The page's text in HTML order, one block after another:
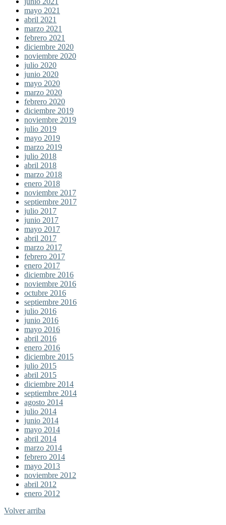
mayo 2021
abril 2021
marzo 2021
febrero 2021
diciembre 2020
noviembre 2020
julio 2020
junio 2020
mayo 2020
marzo 2020
febrero 2020
diciembre 2019
noviembre 2019
julio 2019
mayo 2019
marzo 2019
julio 2018
abril 2018
marzo 2018
enero 2018
noviembre 2017
septiembre 2017
julio 2017
junio 2017
mayo 2017
abril 2017
marzo 2017
febrero 2017
enero 2017
diciembre 2016
noviembre 2016
octubre 2016
septiembre 2016
julio 2016
junio 2016
mayo 2016
abril 2016
enero 2016
diciembre 2015
julio 2015
abril 2015
diciembre 2014
septiembre 2014
agosto 2014
julio 2014
junio 2014
mayo 2014
abril 2014
marzo 2014
febrero 2014
mayo 2013
noviembre 2012
abril 2012
enero 2012
Volver arriba